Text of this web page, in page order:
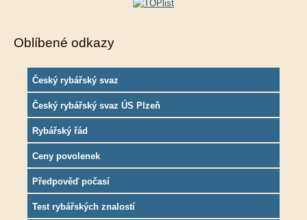
Oblíbené odkazy
Český rybářský svaz
Český rybářský svaz ÚS Plzeň
Rybářský řád
Ceny povolenek
Předpověď počasí
Test rybářských znalostí